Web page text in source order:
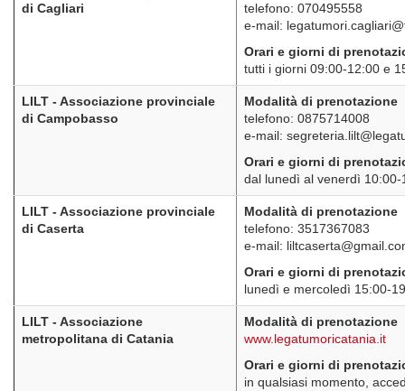
di Cagliari
telefono: 070495558
e-mail:
Orari e giorni di
tutti i giorni 09:00-12:00 e
LILT - Associazione provinciale
di Campobasso
Modalità di prenotazione
telefono: 0875714008
e-mail:
Orari e giorni di
dal lunedì al venerdì 10:00-
LILT - Associazione provinciale
di Caserta
Modalità di prenotazione
telefono: 3517367083
e-mail:
Orari e giorni di
lunedì e mercoledì 15:00-
LILT - Associazione
metropolitana di Catania
Modalità di prenotazione
www.legatumoricatania.it
Orari e giorni di
in qualsiasi momento,